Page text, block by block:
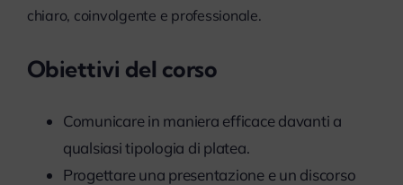
chiaro, coinvolgente e professionale.
Obiettivi del corso
Comunicare in maniera efficace davanti a
qualsiasi tipologia di platea.
Progettare una presentazione e un discorso